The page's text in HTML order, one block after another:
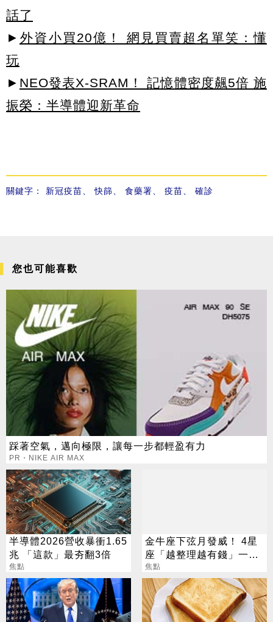
話了
► 外資小買20億！ 網見買賣超名單笑：懂
玩
► NEO發表X-SRAM！ 記憶體密度飆5倍 施
振榮：半導體迎新革命
關鍵字： 新冠疫苗 、快篩 食藥署 疫苗 確診
您也可能喜歡
踩著空氣，邁向極限，讓每一步都輕盈有力
PR・NIKE AIR MAX
半導體2026營收暴衝1.65
兆 「這款」最夯翻3倍
焦點
金牛座下弦月發威！ 4星
座「越整理越有錢」一路
旺運到10月
焦點